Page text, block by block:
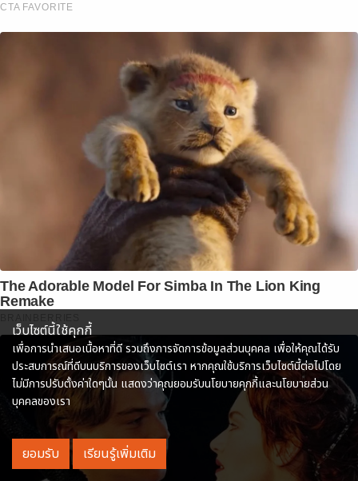
CTA FAVORITE
The Adorable Model For Simba In The Lion King
Remake
เว็บไซต์นี้ใช้คุกกี้
เพื่อการนำเสนอเนื้อหาที่ดี รวมถึงการจัดการข้อมูลส่วนบุคคล เพื่อให้คุณได้รับ
ประสบการณ์ที่ดีบนบริการของเว็บไซต์เรา หากคุณใช้บริการเว็บไซต์นี้ต่อไปโดย
ไม่มีการปรับตั้งค่าใดๆนั้น แสดงว่าคุณยอมรับนโยบายคุกกี้และนโยบายส่วน
บุคคลของเรา
ยอมรับ เรียนรู้เพิ่มเติม